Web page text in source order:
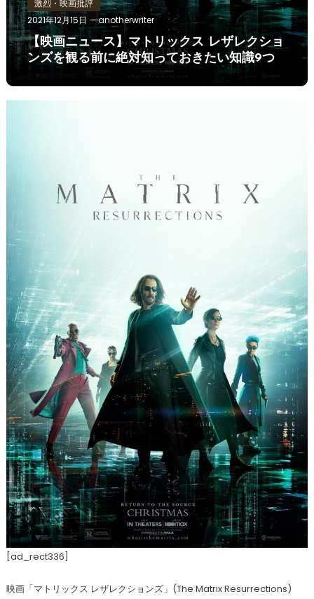
激烈・映画批評
2021年12月15日
anotherwriter
【映画ニュース】マトリックス レザレクショ
ンズを観る前に絶対知っておきたい知識9つ
[ad_rect336]
映画「マトリックス レザレクションズ」(The Matrix Resurrections)